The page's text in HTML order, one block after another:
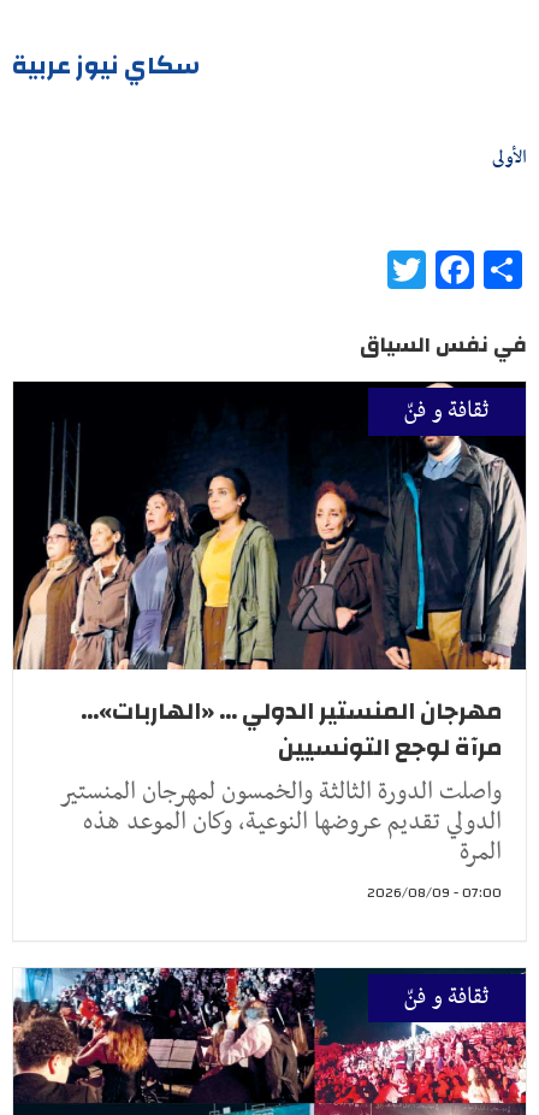
سكاي نيوز عربية
الأولى
Share
Facebook
في نفس السياق
ثقافة و فنّ
مهرجان المنستير الدولي ... «الهاربات»...
مرآة لوجع التونسيين
واصلت الدورة الثالثة والخمسون لمهرجان المنستير
الدولي تقديم عروضها النوعية، وكان الموعد هذه
المرة
07:00 - 2026/08/09
ثقافة و فنّ